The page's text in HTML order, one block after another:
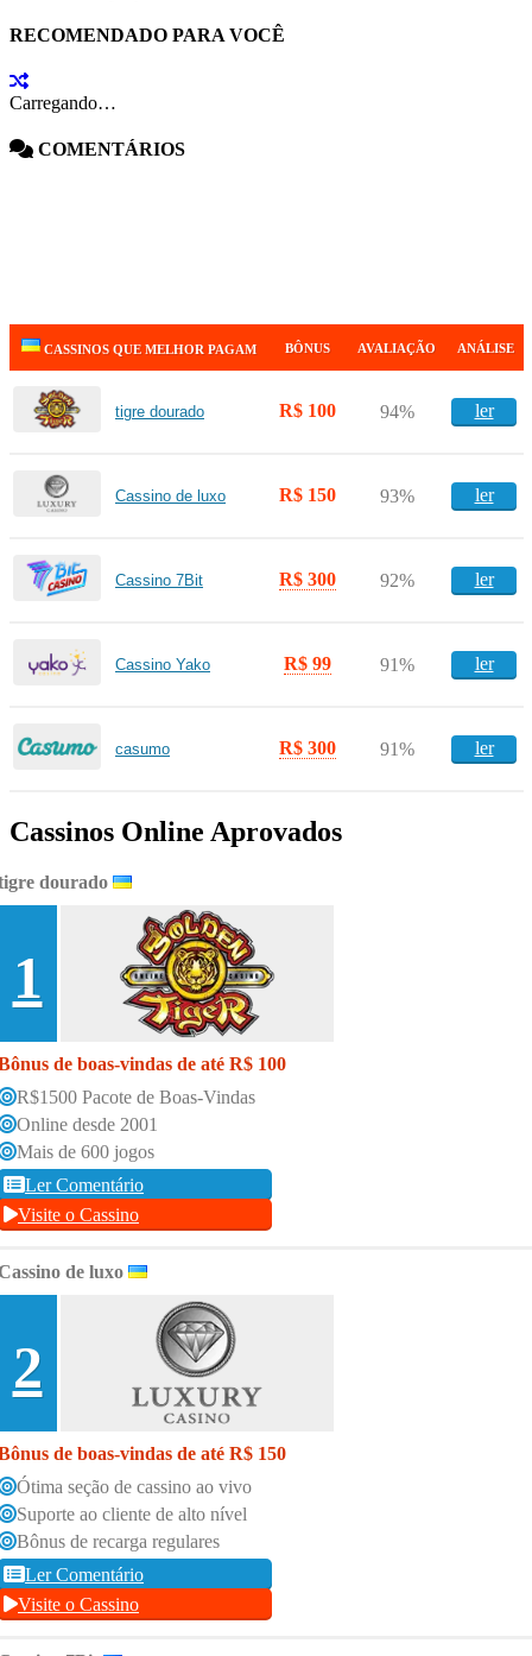
RECOMENDADO PARA VOCÊ
Carregando…
COMENTÁRIOS
CASSINOS QUE MELHOR PAGAM BÔNUS AVALIAÇÃO ANÁLISE
tigre dourado R$ 100 94% ler
Cassino de luxo R$ 150 93% ler
Cassino 7Bit R$ 300 92% ler
Cassino Yako R$ 99 91% ler
casumo R$ 300 91% ler
Cassinos Online Aprovados
dourado
1
de boas-vindas de até R$ 100
R$1500 Pacote de Boas-Vindas
Online desde 2001
Mais de 600 jogos
Ler Comentário
Visite o Cassino
de luxo
2
de boas-vindas de até R$ 150
Ótima seção de cassino ao vivo
Suporte ao cliente de alto nível
Bônus de recarga regulares
Ler Comentário
Visite o Cassino